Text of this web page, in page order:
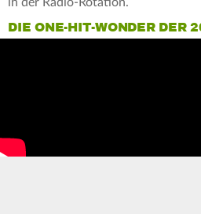
in der Radio-Rotation.
DIE ONE-HIT-WONDER DER